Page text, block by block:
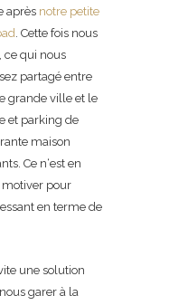
après notre petite
. Cette fois nous
ce qui nous
partagé entre
grande ville et le
et parking de
maison
Ce n‘est en
motiver pour
en terme de
une solution
garer à la